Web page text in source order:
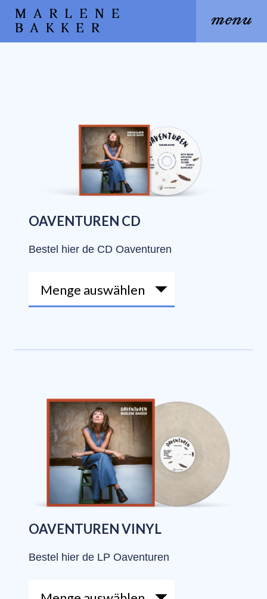
menu
OAVENTUREN CD
Bestel hier de CD Oaventuren
OAVENTUREN VINYL
Bestel hier de LP Oaventuren